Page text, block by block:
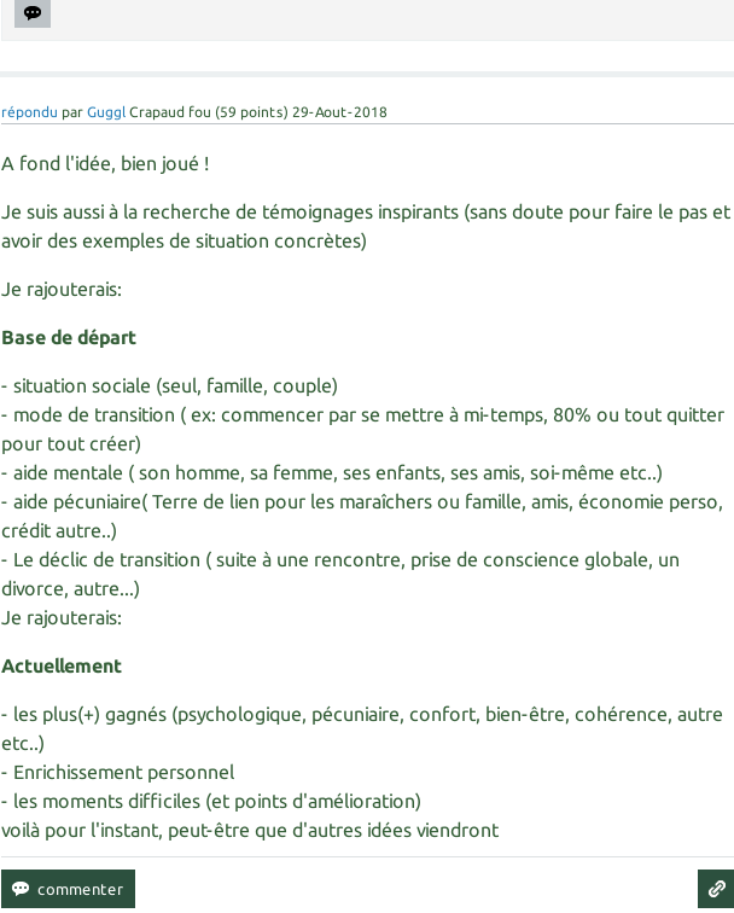
répondu parGuggl Crapaud fou (59 points) 29-Aout-2018
A fond l'idée, bien joué !
Je suis aussi à la recherche de témoignages inspirants (sans doute pour faire le pas et
avoir des exemples de situation concrètes)
Je rajouterais:
Base de départ
- situation sociale (seul, famille, couple)
- mode de transition ( ex: commencer par se mettre à mi-temps, 80% ou tout quitter
pour tout créer)
- aide mentale ( son homme, sa femme, ses enfants, ses amis, soi-même etc..)
- aide pécuniaire( Terre de lien pour les maraîchers ou famille, amis, économie perso,
crédit autre..)
- Le déclic de transition ( suite à une rencontre, prise de conscience globale, un
divorce, autre...)
Je rajouterais:
Actuellement
- les plus(+) gagnés (psychologique, pécuniaire, confort, bien-être, cohérence, autre
etc..)
- Enrichissement personnel
- les moments difficiles (et points d'amélioration)
voilà pour l'instant, peut-être que d'autres idées viendront